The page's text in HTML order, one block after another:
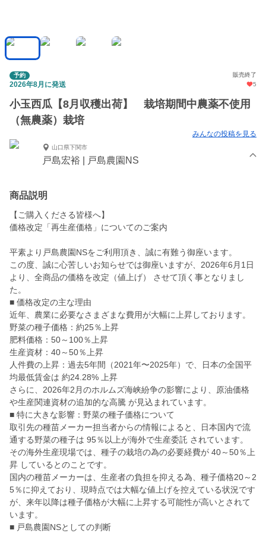
予約 販売終了
2026年8月に発送 5
小玉西瓜【8月収穫出荷】 栽培期間中農薬不使用
（無農薬）栽培
みんなの投稿を見る
山口県下関市
戸島宏裕 | 戸島農園NS
商品説明
【ご購入くださる皆様へ】
価格改定「再生産価格」についてのご案内
平素より戸島農園NSをご利用頂き、誠に有難う御座います。
この度、誠に心苦しいお知らせでは御座いますが、2026年6月1日
より、全商品の価格を改定（値上げ） させて頂く事となりまし
た。
■ 価格改定の主な理由
近年、農業に必要なさまざまな費用が大幅に上昇しております。
野菜の種子価格：約25％上昇
肥料価格：50～100％上昇
生産資材：40～50％上昇
人件費の上昇：過去5年間（2021年〜2025年）で、日本の全国平
均最低賃金は 約24.28% 上昇
さらに、2026年2月のホルムズ海峡紛争の影響により、原油価格
や生産関連資材の追加的な高騰 が見込まれています。
■ 特に大きな影響：野菜の種子価格について
取引先の種苗メーカー担当者からの情報によると、日本国内で流
通する野菜の種子は 95％以上が海外で生産委託 されています。
その海外生産現場では、種子の栽培の為の必要経費が 40～50％上
昇 しているとのことです。
国内の種苗メーカーは、生産者の負担を抑える為、種子価格20～2
5％に抑えており、現時点では大幅な値上げを控えている状況です
が、来年以降は種子価格が大幅に上昇する可能性が高いとされて
います。
■ 戸島農園NSとしての判断